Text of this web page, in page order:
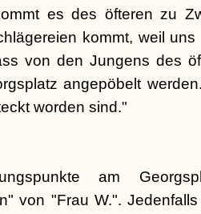
es des öfteren zu
kommt, weil
von den Jungens des
angepöbelt
worden sind."
am
von "Frau W.".